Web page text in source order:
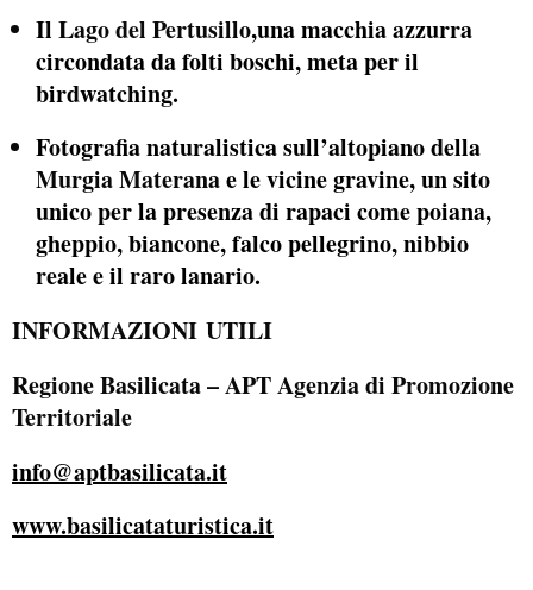
Il Lago del Pertusillo,una macchia azzurra
circondata da folti boschi, meta per il
birdwatching.
Fotografia naturalistica sull’altopiano della
Murgia Materanae le vicine gravine, un sito
unico per la presenza di rapaci come poiana,
gheppio, biancone, falco pellegrino, nibbio
reale e il raro lanario.
INFORMAZIONI UTILI
Regione Basilicata – APT Agenzia di Promozione
Territoriale
info@aptbasilicata.it
www.basilicataturistica.it